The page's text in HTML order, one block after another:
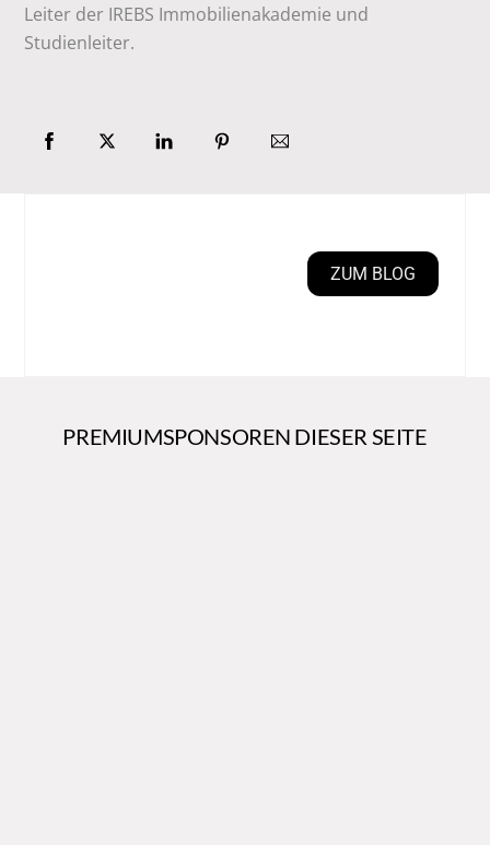
Leiter der IREBS Immobilienakademie und
Studienleiter.
ZUM BLOG
PREMIUMSPONSOREN DIESER SEITE